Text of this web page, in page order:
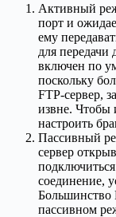
Активный
порт и
ему
для
включен по
поскольку
FTP-сервер,
извне. Чтобы
настроить
Пассивный
сервер
соединение,
Большинство
пассивном